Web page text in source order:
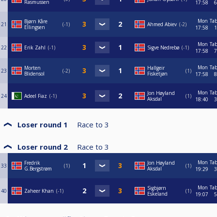
Rasmussen
17:58
6
21
Bjørn Kåre
Ellingsen
-1 Ahmed Abiev -2
Mon
17:58
1
22 Erik Zahl -1 Sigve Nedrebø -1
Mon
17:58
7
23
Morten
Blidensol
-2
Hallgeir
Fisketjøn
1
Mon
17:58
8
24 Adeel Fiaz -1
Jon Høyland
Aksdal
1
Mon
18:40
3
Loser round 1 Race to 3
Loser round 2 Race to 3
33
Fredrik
G.Bergstrøm
1
Jon Høyland
Aksdal
1
Mon
19:29
3
40 Zaheer Khan -1
Sigbjørn
Eskeland
1
Mon
19:07
5